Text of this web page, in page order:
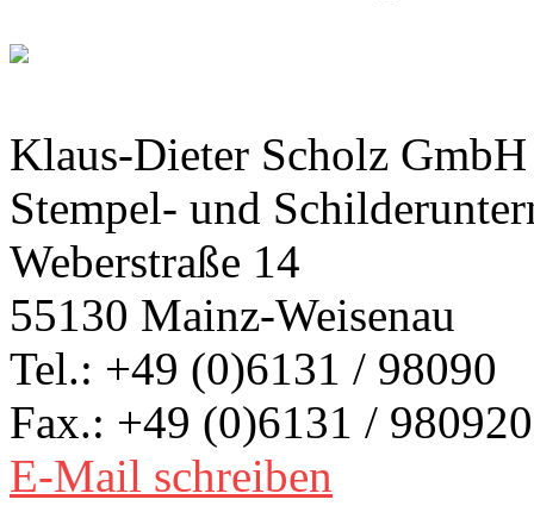
Klaus-Dieter Scholz GmbH
Stempel- und
Weberstraße 14
55130 Mainz-Weisenau
Tel.: +49 (0)6131 / 98090
Fax.: +49 (0)6131 / 980920
E-Mail schreiben